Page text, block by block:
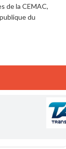
de la CEMAC,
du